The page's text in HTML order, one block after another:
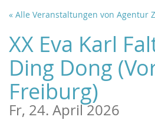
Zum
Inhalt
springen
« Alle Veranstaltungen von Agentur
XX Eva Karl
Ding Dong
Freiburg)
Fr, 24. April 2026